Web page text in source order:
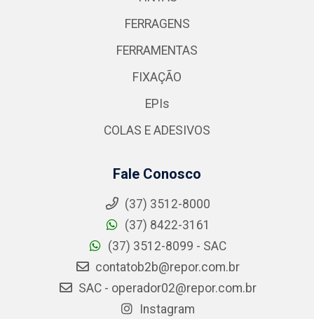
FERRAGENS
FERRAMENTAS
FIXAÇÃO
EPIs
COLAS E ADESIVOS
Fale Conosco
(37) 3512-8000
(37) 8422-3161
(37) 3512-8099 - SAC
contatob2b@repor.com.br
SAC - operador02@repor.com.br
Instagram